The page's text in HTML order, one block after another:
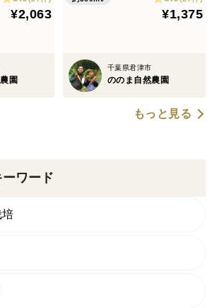
¥2,063
園
¥1,375
千葉県君津市
ののま自然農園
もっと見る
ワード